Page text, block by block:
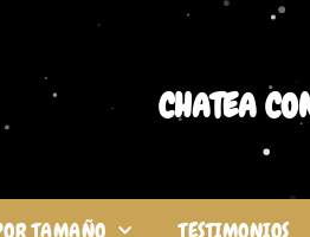
CHATEA
TAMAÑO TESTIMONIOS